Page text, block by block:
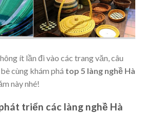
ít lần đi vào các trang văn, câu
cùng khám phá top 5 làng nghề Hà
này nhé!
triển các làng nghề Hà